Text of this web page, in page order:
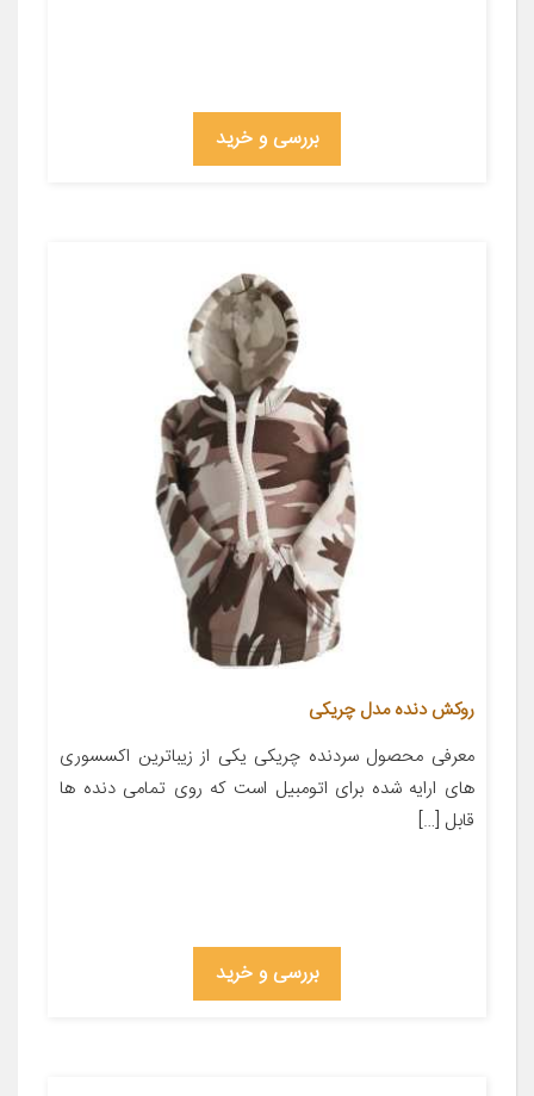
بررسی و خرید
روکش دنده مدل چریکی
معرفی محصول سردنده چریکی یکی از زیباترین اکسسوری
های ارایه شده برای اتومبیل است که روی تمامی دنده ها
قابل […]
بررسی و خرید